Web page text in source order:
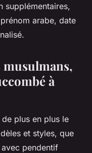
supplémentaires,
arabe, date
musulmans,
à
plus en plus le
et styles, que
pendentif